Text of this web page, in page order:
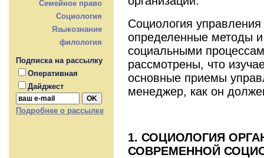
Семейное право
Социология
Языкознание
филология
Подписка на рассылку
Оперативная
Дайджест
Подробнее о рассылке
Социология
определенные методы
социальными
рассмотрены, что
основные приемы
менеджер, как он
1. СОЦИОЛОГИЯ
СОВРЕМЕННОЙ